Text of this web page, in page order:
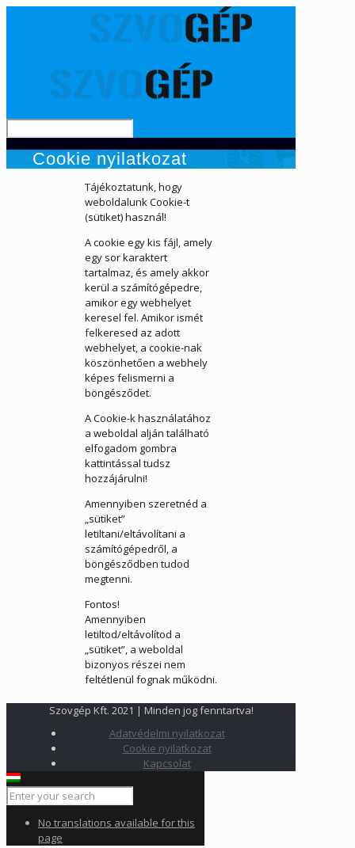
Cookie nyilatkozat
Tájékoztatunk, hogy
weboldalunk Cookie-t
(sütiket) használ!
A cookie egy kis fájl, amely
egy sor karaktert
tartalmaz, és amely akkor
kerül a számítógépedre,
amikor egy webhelyet
keresel fel. Amikor ismét
felkeresed az adott
webhelyet, a cookie-nak
köszönhetően a webhely
képes felismerni a
böngésződet.
A Cookie-k használatához
a weboldal alján található
elfogadom gombra
kattintással tudsz
hozzájárulni!
Amennyiben szeretnéd a
„sütiket”
letiltani/eltávolítani a
számítógépedről, a
böngésződben tudod
megtenni.
Fontos!
Amennyiben
letiltod/eltávolítod a
„sütiket”, a weboldal
bizonyos részei nem
feltétlenül fognak működni.
Szovgép Kft. 2021 | Minden jog fenntartva!
Adatvédelmi nyilatkozat
Cookie nyilatkozat
Kapcsolat
No translations available for this
page